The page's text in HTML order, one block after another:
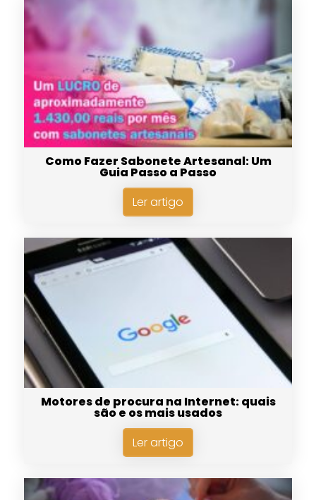
Como Fazer Sabonete Artesanal: Um
Guia Passo a Passo
Ler artigo
Motores de procura na Internet: quais
são e os mais usados
Ler artigo